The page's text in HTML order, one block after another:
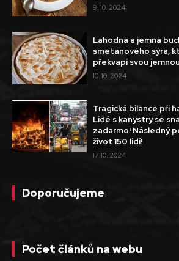
9. 10. 2024
Lahodná a jemná
smetanového sýra,
překvapí svou
10. 10. 2024
Tragická bilance při
Lidé s kanystry se
zadarmo! Následný
život 150 lidí!
17. 10. 2024
Doporučujeme
Počet článků na webu